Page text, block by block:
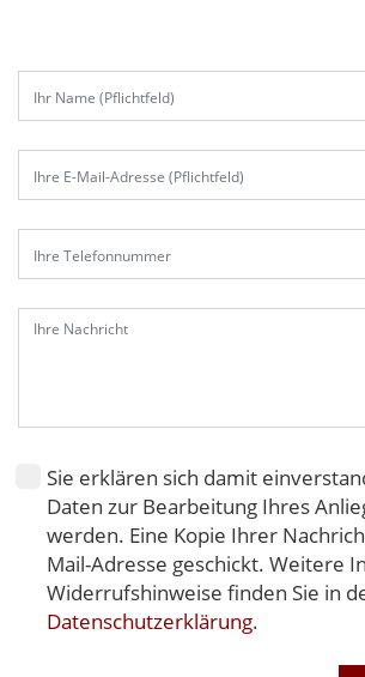
B
t
t
l
a
Sie erklären sich damit
Daten zur Bearbeitung Ihres
werden. Eine Kopie Ihrer
Mail-Adresse geschickt. Weitere
Widerrufshinweise finden Sie in
Datenschutzerklärung.